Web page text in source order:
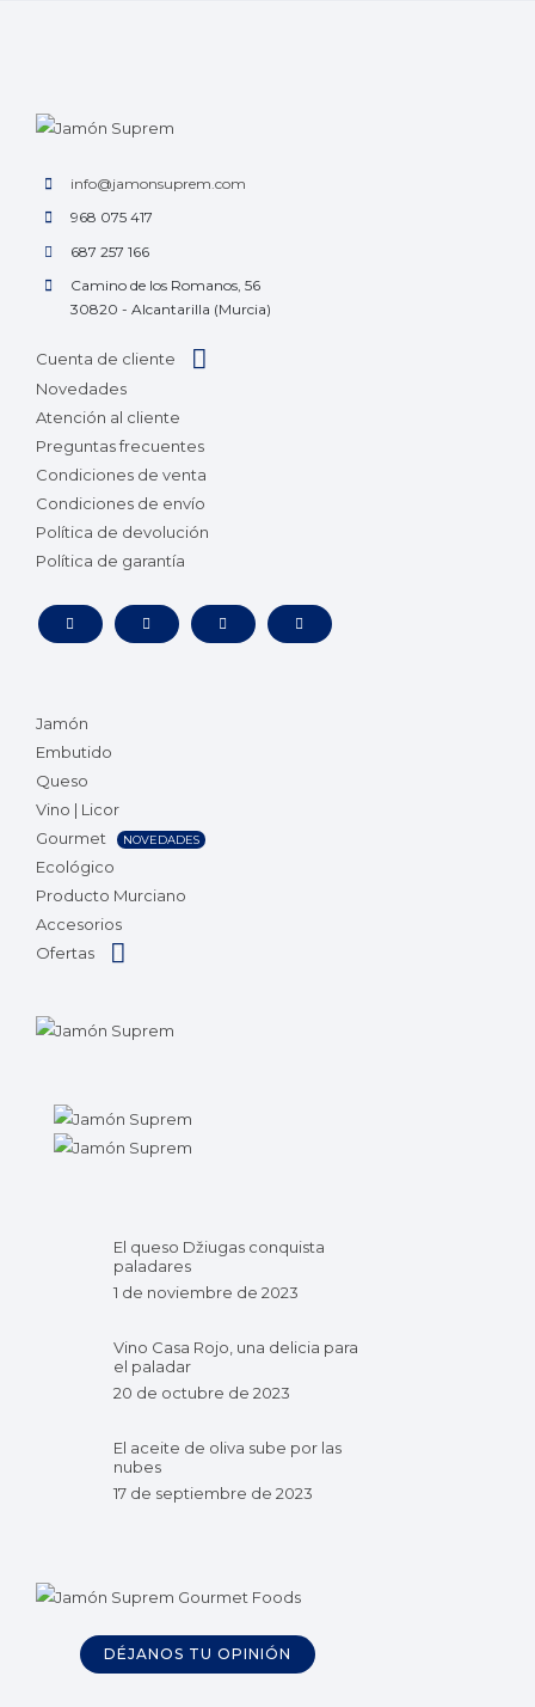
info@jamonsuprem.com
968 075 417
687 257 166
Camino de los Romanos, 56
30820 - Alcantarilla (Murcia)
Cuenta de cliente
Novedades
Atención al cliente
Preguntas frecuentes
Condiciones de venta
Condiciones de envío
Política de devolución
Política de garantía
Jamón
Embutido
Queso
Vino | Licor
Gourmet
NOVEDADES
Ecológico
Producto Murciano
Accesorios
Ofertas
El queso Džiugas conquista
paladares
1 de noviembre de 2023
Vino Casa Rojo, una delicia para
el paladar
20 de octubre de 2023
El aceite de oliva sube por las
nubes
17 de septiembre de 2023
DÉJANOS TU OPINIÓN